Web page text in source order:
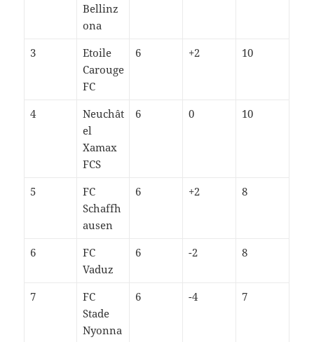
Bellinz
ona
3
Etoile
Carouge
FC
6 +2 10
4
Neuchât
el
Xamax
FCS
6 0 10
5
FC
Schaffh
ausen
6 +2 8
6
FC
Vaduz
6 -2 8
7
FC
Stade
Nyonna
6 -4 7